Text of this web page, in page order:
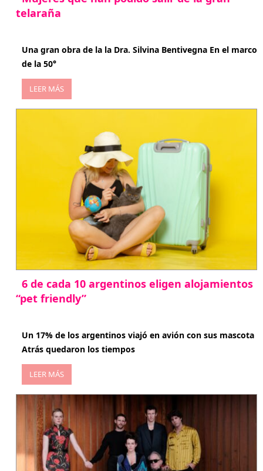
telaraña
Una gran obra de la la Dra. Silvina Bentivegna En el marco
de la 50°
LEER MÁS
6 de cada 10 argentinos eligen alojamientos
“pet friendly”
Un 17% de los argentinos viajó en avión con sus mascota
Atrás quedaron los tiempos
LEER MÁS